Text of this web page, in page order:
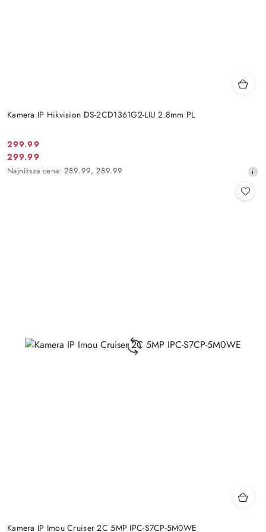
Kamera IP Hikvision DS-2CD1361G2-LIU 2.8mm PL
Cena
promocyjna:
299.99
Cena
promocyjna:
299.99
Najniższa
Najniższa cena: 289.99, 289.99
Kamera IP Imou Cruiser 2C 5MP IPC-S7CP-5M0WE